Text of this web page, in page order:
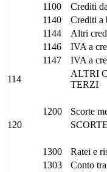
1100 Crediti
1140
Crediti a
1144
Altri
1146
IVA a
1147
IVA a
114
ALTRI
TERZI
1200 Scorte
120
SCORTE
1300 Ratei e
1303
Conto